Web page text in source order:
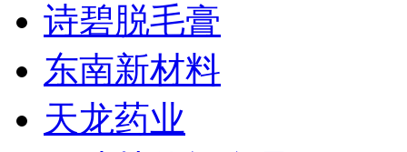
诗碧脱毛膏
东南新材料
天龙药业